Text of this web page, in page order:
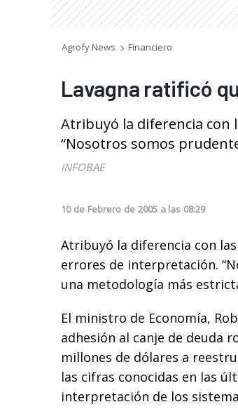
Agrofy News Financiero
Lavagna ratificó
Atribuyó la diferencia con
“Nosotros somos
INFOBAE
10 de Febrero de 2005 a las 08:29
Atribuyó la diferencia con
errores de interpretación.
una metodología más
El ministro de Economía,
adhesión al canje de deuda
millones de dólares a
las cifras conocidas en las
interpretación de los